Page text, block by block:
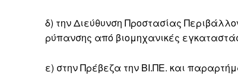
δ) την Διεύθυνση Προστασίας
ρύπανσης από βιομηχανικές
ε) στην Πρέβεζα την ΒΙ.ΠΕ. και